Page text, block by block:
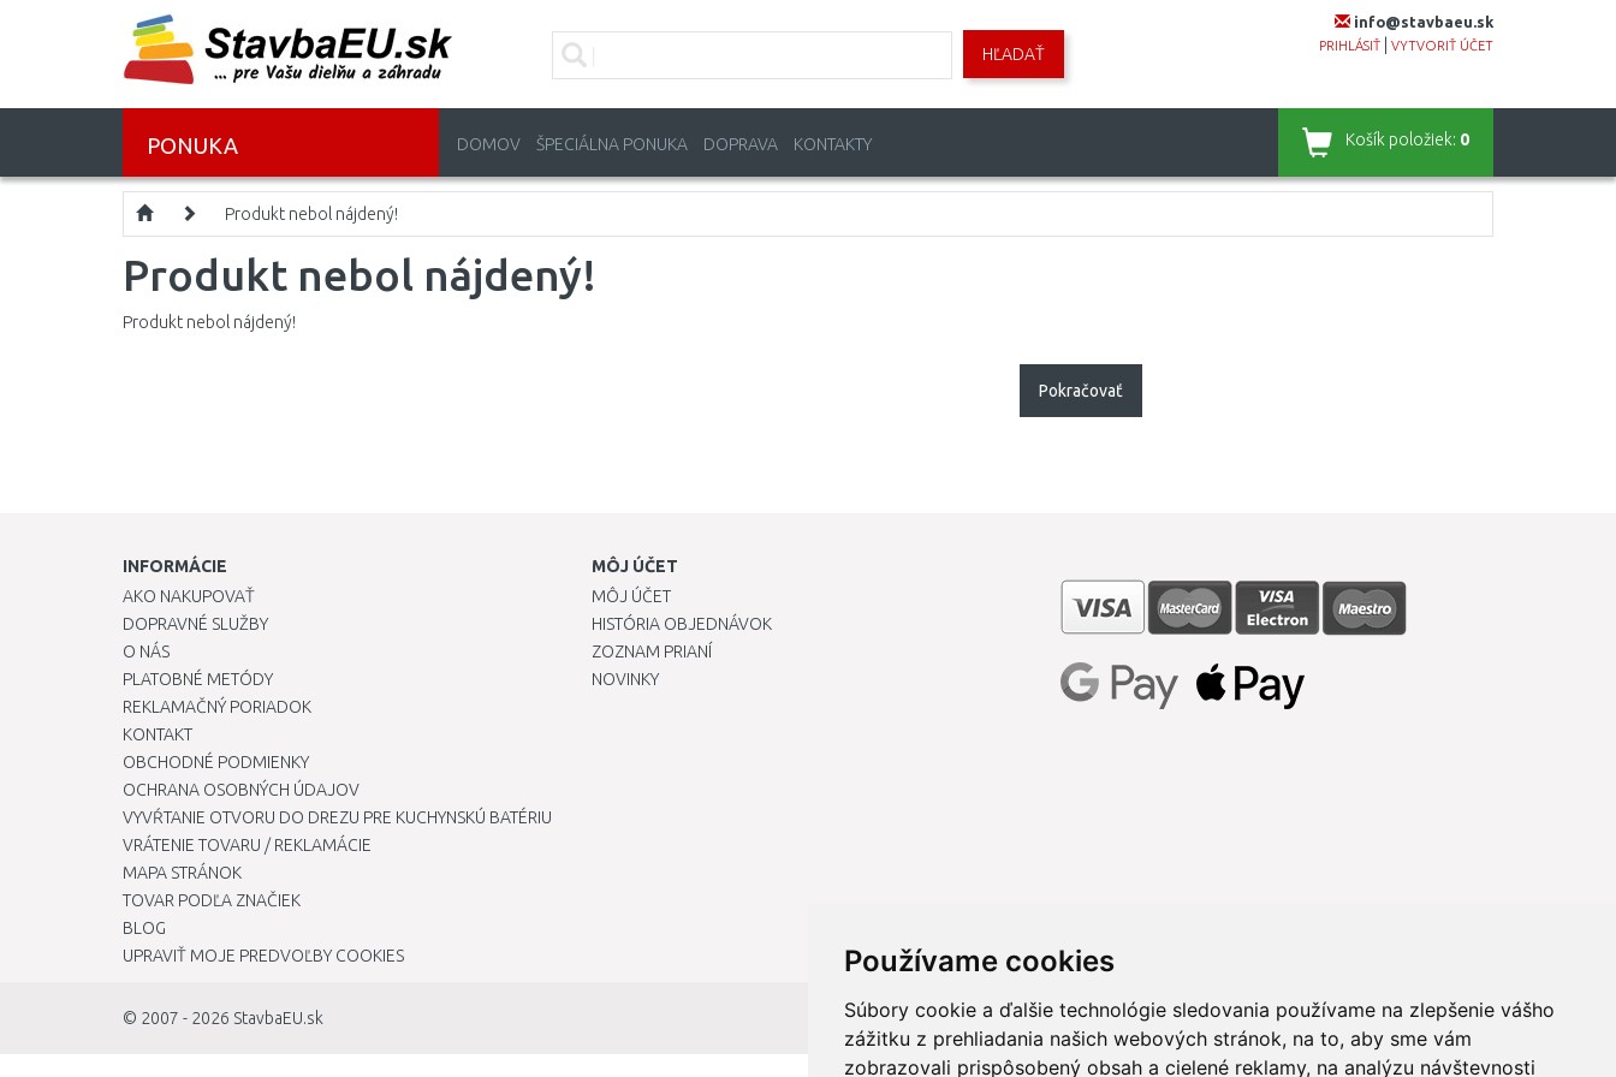
Používame cookies
Súbory cookie a ďalšie technológie sledovania používame na zlepšenie vášho
zážitku z prehliadania našich webových stránok, na to, aby sme vám
zobrazovali prispôsobený obsah a cielené reklamy, na analýzu návštevnosti
info@stavbaeu.sk
PRIHLÁSIŤ VYTVORIŤ ÚČET
HĽADAŤ
PONUKA DOMOV ŠPECIÁLNA PONUKA DOPRAVA KONTAKTY Košík položiek: 0
Produkt nebol nájdený!
Produkt nebol nájdený!
Produkt nebol nájdený!
Pokračovať
INFORMÁCIE
AKO NAKUPOVAŤ
DOPRAVNÉ SLUŽBY
O NÁS
PLATOBNÉ METÓDY
REKLAMAČNÝ PORIADOK
KONTAKT
OBCHODNÉ PODMIENKY
OCHRANA OSOBNÝCH ÚDAJOV
VYVŔTANIE OTVORU DO DREZU PRE KUCHYNSKÚ BATÉRIU
VRÁTENIE TOVARU / REKLAMÁCIE
MAPA STRÁNOK
TOVAR PODĽA ZNAČIEK
BLOG
UPRAVIŤ MOJE PREDVOĽBY COOKIES
MÔJ ÚČET
MÔJ ÚČET
HISTÓRIA OBJEDNÁVOK
ZOZNAM PRIANÍ
NOVINKY
© 2007 - 2026 StavbaEU.sk